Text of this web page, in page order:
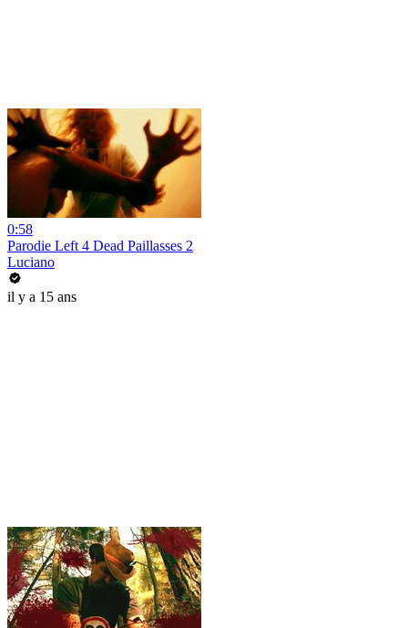
0:58
Parodie Left 4 Dead Paillasses 2
Luciano
il y a 15 ans